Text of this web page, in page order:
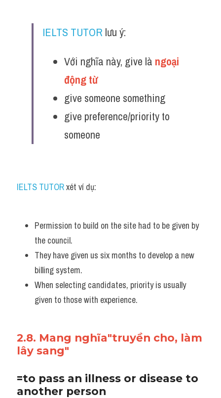
IELTS TUTOR lưu ý:
Với nghĩa này, give là ngoại
động từ
give someone something
give preference/priority to
someone
IELTS TUTOR xét ví dụ:
Permission to build on the site had to be given by
the council.
They have given us six months to develop a new
billing system.
When selecting candidates, priority is usually
given to those with experience.
2.8. Mang nghĩa"truyền cho, làm
lây sang"
=to pass an illness or disease to
another person